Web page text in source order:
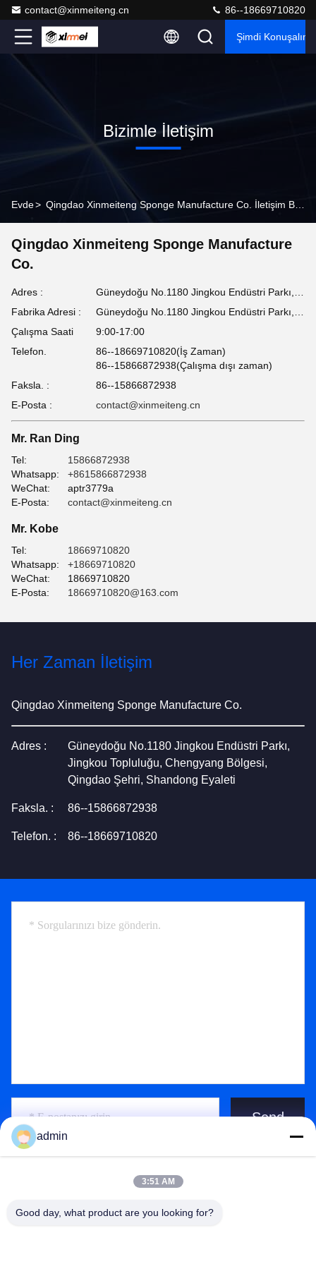
contact@xinmeiteng.cn 86--18669710820
Şimdi Konuşalım.
Bizimle İletişim
Evde>
Qingdao Xinmeiteng Sponge Manufacture
Co.
Adres :
Fabrika Adresi :
Çalışma Saati
9:00-17:00
Telefon.
86--18669710820(İş Zaman)
86--15866872938(Çalışma dışı zaman)
Faksla. :
86--15866872938
E-Posta :
contact@xinmeiteng.cn
Mr. Ran Ding
Tel:
15866872938
Whatsapp:
+8615866872938
WeChat:
aptr3779a
E-Posta:
contact@xinmeiteng.cn
Mr. Kobe
Tel:
18669710820
Whatsapp:
+18669710820
WeChat:
18669710820
E-Posta:
18669710820@163.com
Her Zaman İletişim
Qingdao Xinmeiteng Sponge Manufacture Co.
Adres :
Güneydoğu No.1180 Jingkou Endüstri Parkı,
Jingkou Topluluğu, Chengyang Bölgesi,
Qingdao Şehri, Shandong Eyaleti
Faksla. : 86--15866872938
Telefon. : 86--18669710820
Send
admin
3:51 AM
Good day, what product are you looking for?